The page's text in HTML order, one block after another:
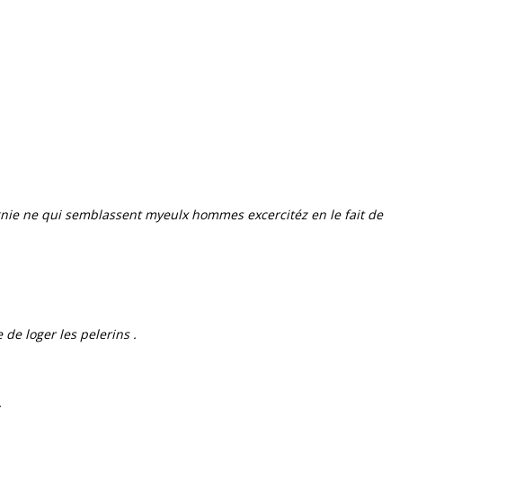
ne qui semblassent myeulx hommes excercitéz en le fait de
de loger les pelerins .